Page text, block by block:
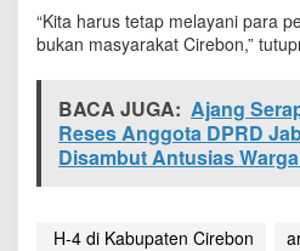
C
i
r
b
o
n
C
u
“Kita harus tetap melayani para
bukan masyarakat Cirebon,”
BACA JUGA: Ajang
Reses Anggota DPRD
Disambut Antusias
‎ H-4 di Kabupaten Cirebon